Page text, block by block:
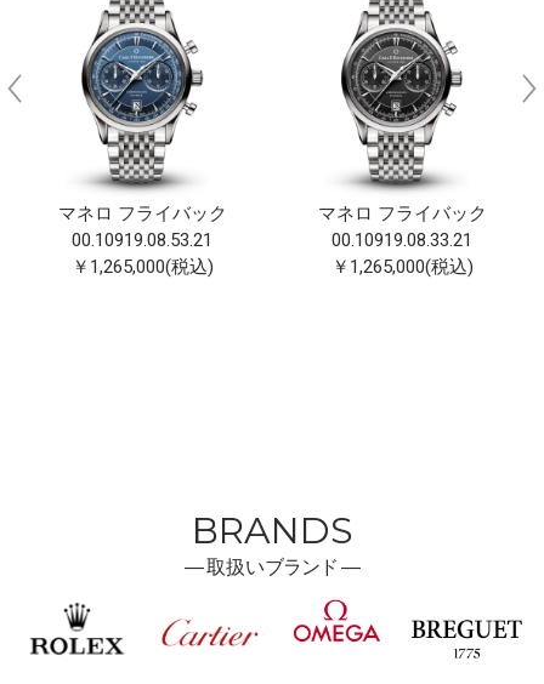
マネロ フライバック
00.10919.08.53.21
￥1,265,000(税込)
マネロ フライバック
00.10919.08.33.21
￥1,265,000(税込)
BRANDS
―取扱いブランド ―